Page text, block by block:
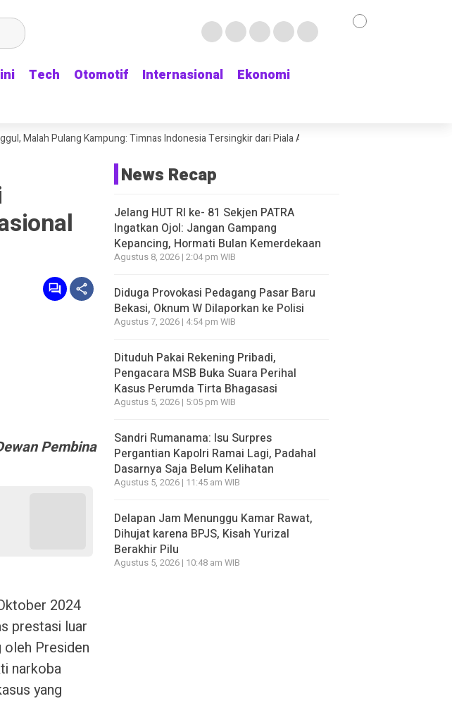
Tech Otomotif Internasional
Ekonomi
Tech Otomotif Internasional
Ekonomi
Pulang Kampung: Timnas Indonesia Tersingkir dari Piala AFF 2026 usai Ditahan Singapura 1-1
Pembina
2024
prestasi luar
oleh Presiden
narkoba
yang
News Recap
Jelang HUT RI ke- 81 Sekjen PATRA
Ingatkan Ojol: Jangan Gampang
Kepancing, Hormati Bulan Kemerdekaan
Agustus 8, 2026 | 2:04 pm WIB
Diduga Provokasi Pedagang Pasar Baru
Bekasi, Oknum W Dilaporkan ke Polisi
Agustus 7, 2026 | 4:54 pm WIB
Dituduh Pakai Rekening Pribadi,
Pengacara MSB Buka Suara Perihal
Kasus Perumda Tirta Bhagasasi
Agustus 5, 2026 | 5:05 pm WIB
Sandri Rumanama: Isu Surpres
Pergantian Kapolri Ramai Lagi, Padahal
Dasarnya Saja Belum Kelihatan
Agustus 5, 2026 | 11:45 am WIB
Delapan Jam Menunggu Kamar Rawat,
Dihujat karena BPJS, Kisah Yurizal
Berakhir Pilu
Agustus 5, 2026 | 10:48 am WIB